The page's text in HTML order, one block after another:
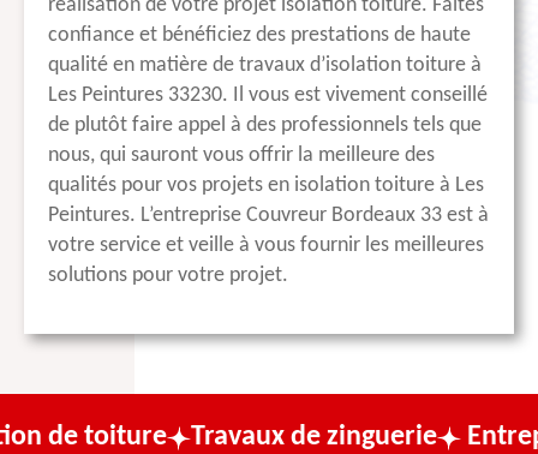
réalisation de votre projet isolation toiture. Faites
confiance et bénéficiez des prestations de haute
qualité en matière de travaux d’isolation toiture à
Les Peintures 33230. Il vous est vivement conseillé
de plutôt faire appel à des professionnels tels que
nous, qui sauront vous offrir la meilleure des
qualités pour vos projets en isolation toiture à Les
Peintures. L’entreprise Couvreur Bordeaux 33 est à
votre service et veille à vous fournir les meilleures
solutions pour votre projet.
Travaux de zinguerie Entreprise de